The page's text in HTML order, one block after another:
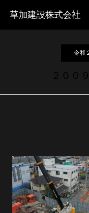
草加建設株式会社
令和
２００